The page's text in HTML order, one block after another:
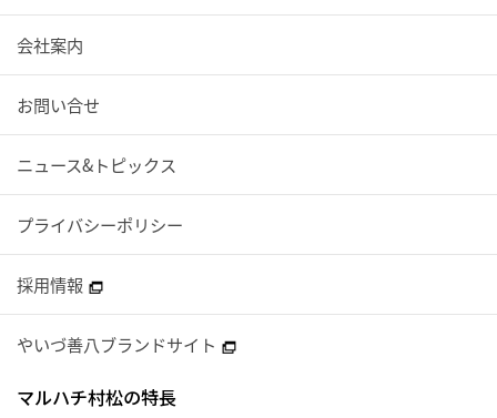
会社案内
お問い合せ
ニュース&トピックス
プライバシーポリシー
採用情報
やいづ善八ブランドサイト
マルハチ村松の特長